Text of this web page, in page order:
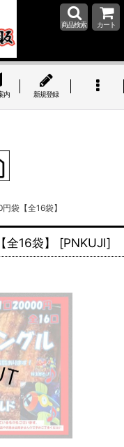
商品検索 カート
内 新規登録
袋【全16袋】
16袋】 [PNKUJI]